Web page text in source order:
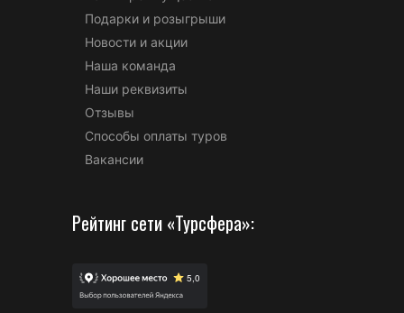
Подарки и розыгрыши
Новости и акции
Наша команда
Наши реквизиты
Отзывы
Способы оплаты туров
Вакансии
Рейтинг сети «Турсфера»: